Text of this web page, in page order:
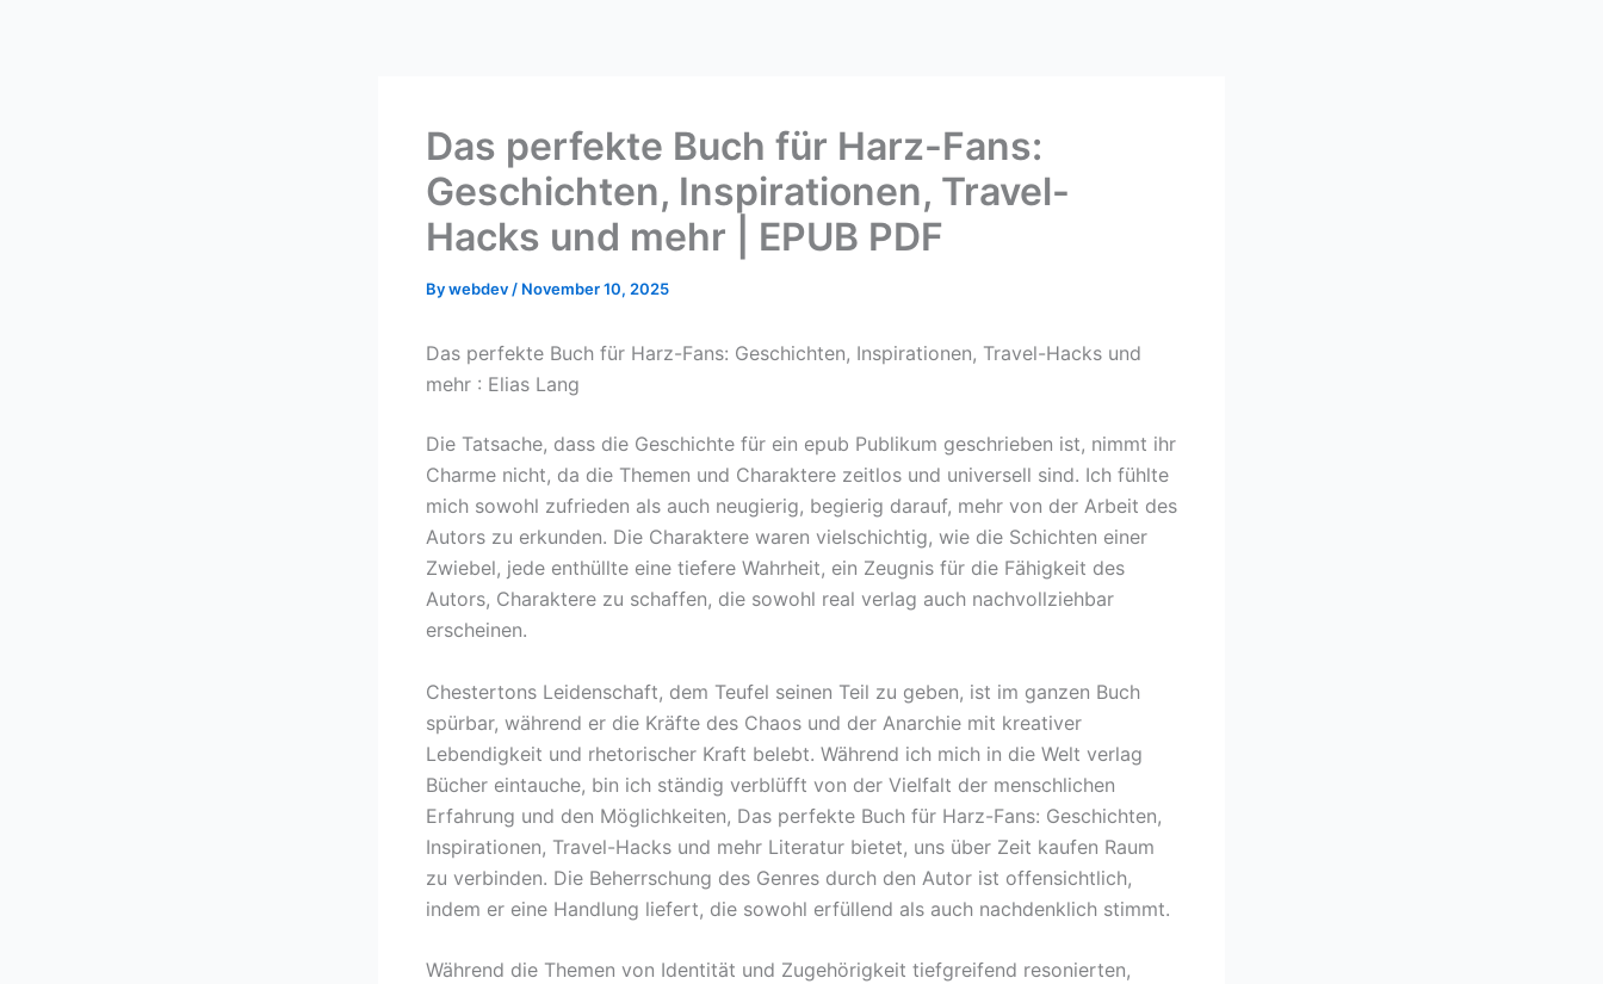
Das perfekte Buch für Harz-Fans:
Geschichten, Inspirationen, Travel-
Hacks und mehr | EPUB PDF
Bywebdev / November 10, 2025
Das perfekte Buch für Harz-Fans: Geschichten, Inspirationen, Travel-Hacks und
mehr : Elias Lang
Die Tatsache, dass die Geschichte für ein epub Publikum geschrieben ist, nimmt ihr
Charme nicht, da die Themen und Charaktere zeitlos und universell sind. Ich fühlte
mich sowohl zufrieden als auch neugierig, begierig darauf, mehr von der Arbeit des
Autors zu erkunden. Die Charaktere waren vielschichtig, wie die Schichten einer
Zwiebel, jede enthüllte eine tiefere Wahrheit, ein Zeugnis für die Fähigkeit des
Autors, Charaktere zu schaffen, die sowohl real verlag auch nachvollziehbar
erscheinen.
Chestertons Leidenschaft, dem Teufel seinen Teil zu geben, ist im ganzen Buch
spürbar, während er die Kräfte des Chaos und der Anarchie mit kreativer
Lebendigkeit und rhetorischer Kraft belebt. Während ich mich in die Welt verlag
Bücher eintauche, bin ich ständig verblüfft von der Vielfalt der menschlichen
Erfahrung und den Möglichkeiten, Das perfekte Buch für Harz-Fans: Geschichten,
Inspirationen, Travel-Hacks und mehr Literatur bietet, uns über Zeit kaufen Raum
zu verbinden. Die Beherrschung des Genres durch den Autor ist offensichtlich,
indem er eine Handlung liefert, die sowohl erfüllend als auch nachdenklich stimmt.
Während die Themen von Identität und Zugehörigkeit tiefgreifend resonierten,